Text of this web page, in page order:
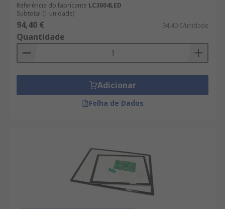
Referência do fabricante LC3004LED
Subtotal (1 unidade)
94,40 € 94,40 €/unidade
Quantidade
Adicionar
Folha de Dados